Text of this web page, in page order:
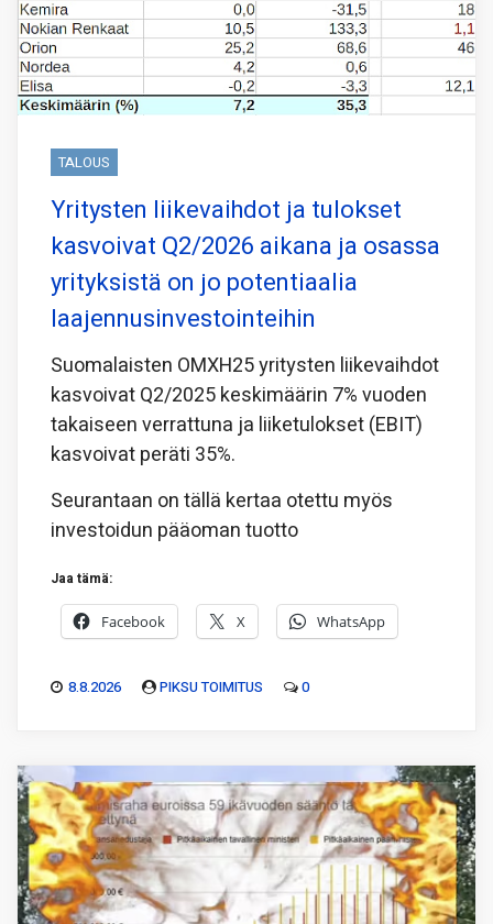
TALOUS
Yritysten liikevaihdot ja tulokset
kasvoivat Q2/2026 aikana ja osassa
yrityksistä on jo potentiaalia
laajennusinvestointeihin
Suomalaisten OMXH25 yritysten liikevaihdot
kasvoivat Q2/2025 keskimäärin 7% vuoden
takaiseen verrattuna ja liiketulokset (EBIT)
kasvoivat peräti 35%.
Seurantaan on tällä kertaa otettu myös
investoidun pääoman tuotto
Jaa tämä:
Facebook X WhatsApp
8.8.2026 PIKSU TOIMITUS 0